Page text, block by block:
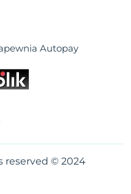
Autopay
reserved © 2024